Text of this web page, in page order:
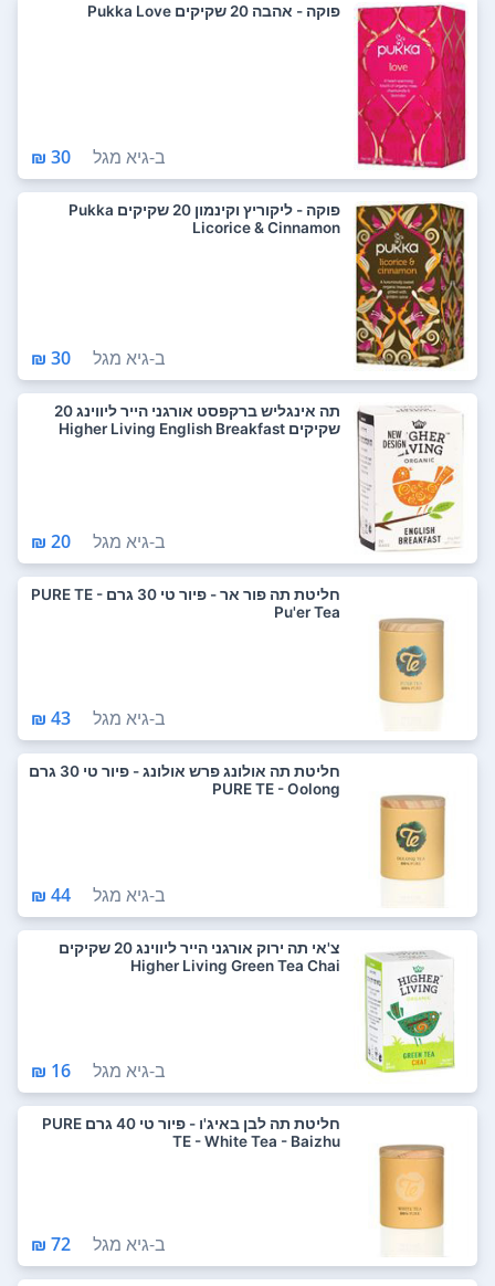
פוקה - אהבה 20 שקיקים Pukka Love
ב-גיא מגל 30 ₪
פוקה - ליקוריץ וקינמון 20 שקיקים Pukka
Licorice & Cinnamon
ב-גיא מגל 30 ₪
תה אינגליש ברקפסט אורגני הייר ליווינג 20
שקיקים Higher Living English Breakfast
ב-גיא מגל 20 ₪
חליטת תה פור אר - פיור טי 30 גרם PURE TE -
Pu'er Tea
ב-גיא מגל 43 ₪
חליטת תה אולונג פרש אולונג - פיור טי 30 גרם
PURE TE - Oolong
ב-גיא מגל 44 ₪
צ'אי תה ירוק אורגני הייר ליווינג 20 שקיקים
Higher Living Green Tea Chai
ב-גיא מגל 16 ₪
חליטת תה לבן באיג'ו - פיור טי 40 גרם PURE
TE - White Tea - Baizhu
ב-גיא מגל 72 ₪